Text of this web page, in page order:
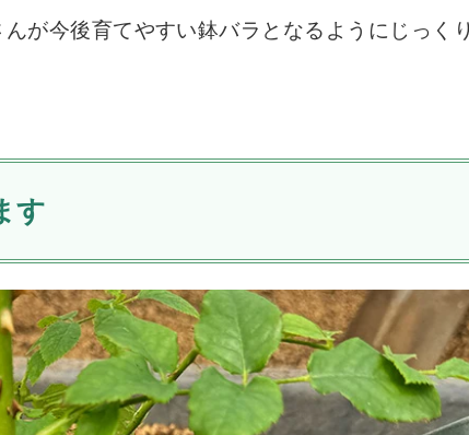
が今後育てやすい鉢バラとなるようにじっく
す